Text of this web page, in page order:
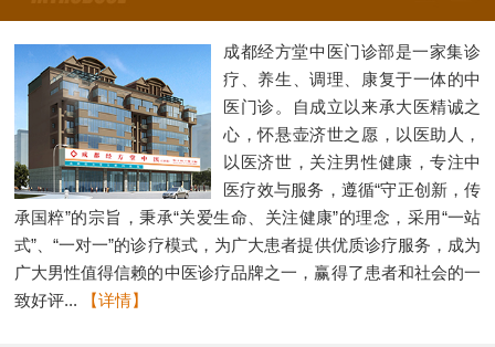
成都经方堂中医门诊部是一家集诊
疗、养生、调理、康复于一体的中
医门诊。自成立以来承大医精诚之
心，怀悬壶济世之愿，以医助人，
以医济世，关注男性健康，专注中
医疗效与服务，遵循“守正创新，传
承国粹”的宗旨，秉承“关爱生命、关注健康”的理念，采用“一站
式”、“一对一”的诊疗模式，为广大患者提供优质诊疗服务，成为
广大男性值得信赖的中医诊疗品牌之一，赢得了患者和社会的一
致好评...
【详情】